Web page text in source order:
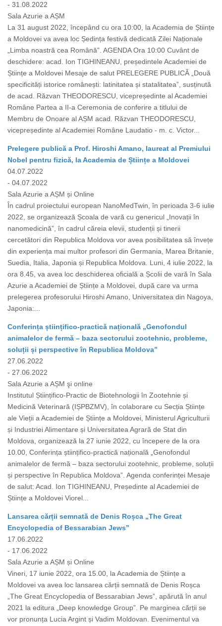
- 31.08.2022
Sala Azurie a AȘM
La 31 august 2022, începând cu ora 10:00, la Academia de Științe
a Moldovei va avea loc Ședința festivă dedicată Zilei Naționale
„Limba noastră cea Română”. AGENDA Ora 10:00 Cuvânt de
deschidere: acad. Ion TIGHINEANU, președintele Academiei de
Științe a Moldovei Mesaje de salut PRELEGERE PUBLICĂ „Două
specificități istorice românești: latinitatea și statalitatea”, susținută
de acad. Răzvan THEODORESCU, vicepreședinte al Academiei
Române Partea a II-a Ceremonia de conferire a titlului de
Membru de Onoare al AȘM acad. Răzvan THEODORESCU,
vicepreședinte al Academiei Române Laudatio - m. c. Victor...
Prelegere publică a Prof. Hiroshi Amano, laureat al Premiului
Nobel pentru fizică, la Academia de Științe a Moldovei
04.07.2022
- 04.07.2022
Sala Azurie a AȘM și Online
În cadrul proiectului european NanoMedTwin, în perioada 3-6 iulie
2022, se organizează Școala de vară cu genericul „Inovații în
nanomedicină”, în cadrul căreia elevii, studenții și tinerii
cercetători din Republica Moldova vor avea posibilitatea să învețe
din experiența mai multor profesori din Germania, Marea Britanie,
Suedia, Italia, Japonia și Republica Moldova. Luni, 4 iulie 2022, la
ora 8.45, va avea loc deschiderea oficială a Școlii de vară în Sala
Azurie a Academiei de Științe a Moldovei, după care va urma
prelegerea profesorului Hiroshi Amano, Universitatea din Nagoya,
Japonia:...
Conferința științifico-practică națională „Genofondul
animalelor de fermă – baza sectorului zootehnic, probleme,
soluții și perspective în Republica Moldova”
27.06.2022
- 27.06.2022
Sala Azurie a AȘM şi online
Institutul Științifico-Practic de Biotehnologii în Zootehnie și
Medicină Veterinară (IȘPBZMV), în colaborare cu Secția Științe
ale Vieții a Academiei de Științe a Moldovei, Ministerul Agriculturii
și Industriei Alimentare și Universitatea Agrară de Stat din
Moldova, organizează la 27 iunie 2022, cu începere de la ora
10.00, Conferința științifico-practică națională „Genofondul
animalelor de fermă – baza sectorului zootehnic, probleme, soluții
și perspective în Republica Moldova”. Agenda conferinței Mesaje
de salut: Acad. Ion TIGHINEANU, Președinte al Academiei de
Științe a Moldovei Viorel...
Lansarea cărții semnată de Denis Roșca „The Great
Encyclopedia of Bessarabian Jews”
17.06.2022
- 17.06.2022
Sala Azurie a AȘM și Online
Vineri, 17 iunie 2022, ora 15.00, la Academia de Științe a
Moldovei va avea loc lansarea cărții semnată de Denis Roșca
„The Great Encyclopedia of Bessarabian Jews”, apărută în anul
2021 la editura „Deep knowledge Group”. Pe marginea cărții se
vor pronunța Lucia Argint și Vadim Moldovan. Evenimentul va